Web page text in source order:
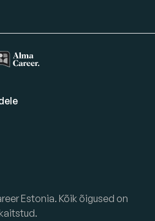
Estonia. Kõik õigused on